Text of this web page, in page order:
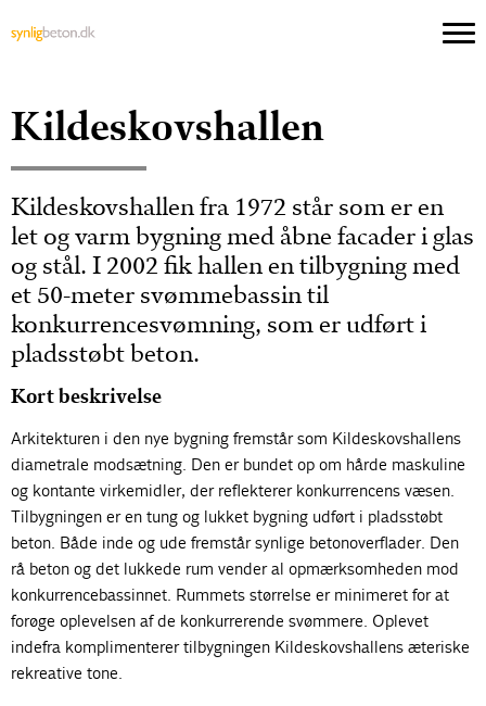
Kildeskovshallen
Kildeskovshallen fra 1972 står som er en
let og varm bygning med åbne facader i glas
og stål. I 2002 fik hallen en tilbygning med
et 50-meter svømmebassin til
konkurrencesvømning, som er udført i
pladsstøbt beton.
Kort beskrivelse
Arkitekturen i den nye bygning fremstår som Kildeskovshallens
diametrale modsætning. Den er bundet op om hårde maskuline
og kontante virkemidler, der reflekterer konkurrencens væsen.
Tilbygningen er en tung og lukket bygning udført i pladsstøbt
beton. Både inde og ude fremstår synlige betonoverflader. Den
rå beton og det lukkede rum vender al opmærksomheden mod
konkurrencebassinnet. Rummets størrelse er minimeret for at
forøge oplevelsen af de konkurrerende svømmere. Oplevet
indefra komplimenterer tilbygningen Kildeskovshallens æteriske
rekreative tone.